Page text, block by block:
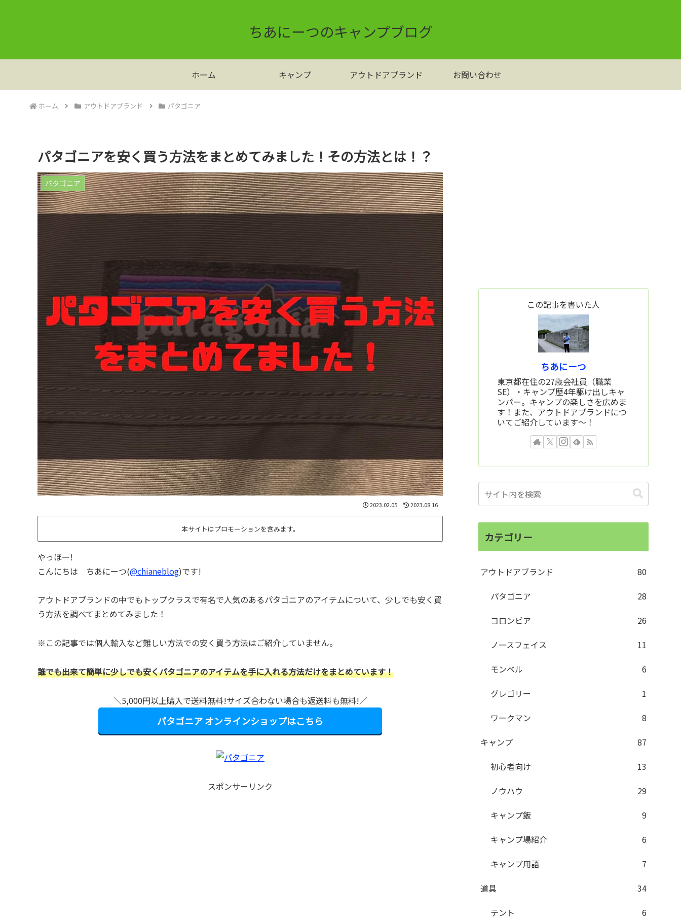
ちあにーつのキャンプブログ
ホーム キャンプ アウトドアブランド お問い合わせ
ホーム アウトドアブランド パタゴニア
パタゴニアを安く買う方法をまとめてみました！その方法とは！？
パタゴニア
2023.02.05 2023.08.16
本サイトはプロモーションを含みます。
やっほー!
こんにちは ちあにーつ(@chianeblog)です!
アウトドアブランドの中でもトップクラスで有名で人気のあるパタゴニアのアイテムについて、少しでも安く買
う方法を調べてまとめてみました！
※この記事では個人輸入など難しい方法での安く買う方法はご紹介していません。
誰でも出来て簡単に少しでも安くパタゴニアのアイテムを手に入れる方法だけをまとめています！
＼5,000円以上購入で送料無料!サイズ合わない場合も返送料も無料!／
パタゴニア オンラインショップはこちら
スポンサーリンク
この記事を書いた人
ちあにーつ
東京都在住の27歳会社員（職業
SE）・キャンプ歴4年駆け出しキャ
ンパー。キャンプの楽しさを広めま
す！また、アウトドアブランドにつ
いてご紹介しています～！
カテゴリー
アウトドアブランド
80
パタゴニア
28
コロンビア
26
ノースフェイス
11
モンベル
6
グレゴリー
1
ワークマン
8
キャンプ
87
初心者向け
13
ノウハウ
29
キャンプ飯
9
キャンプ場紹介
6
キャンプ用語
7
道具
34
テント
6